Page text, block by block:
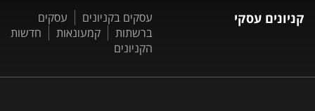
קניונים עסקי עסקים בקניונים
עסקים
ברשתות
קמעונאות
חדשות
הקניונים